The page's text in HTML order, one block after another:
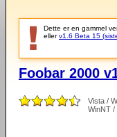
Dette er en gammel
ellerv1.6 Beta 15
Foobar 2000
Vista /
WinNT /